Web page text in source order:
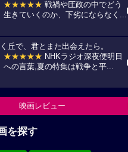
★★★★★ 戦禍や圧政の中でどう
生きていくのか、下劣にならなく...
丘で、君とまた出会えたら。
★★★★★ NHKラジオ深夜便明日
への言葉,夏の特集は戦争と平...
映画レビュー
を探す